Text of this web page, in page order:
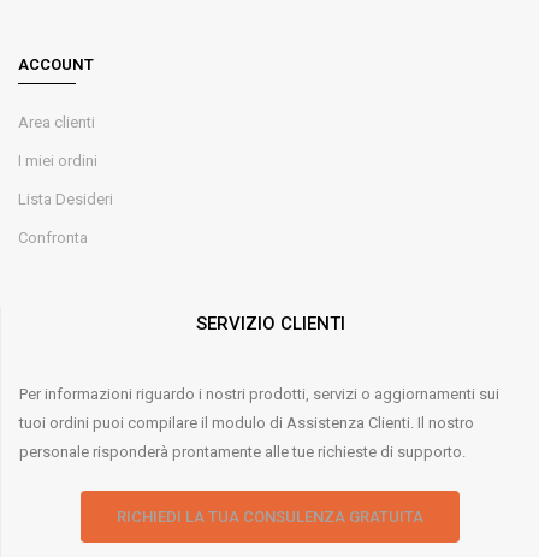
ACCOUNT
Area clienti
I miei ordini
Lista Desideri
Confronta
SERVIZIO CLIENTI
Per informazioni riguardo i nostri prodotti, servizi o aggiornamenti sui
tuoi ordini puoi compilare il modulo di Assistenza Clienti. Il nostro
personale risponderà prontamente alle tue richieste di supporto.
RICHIEDI LA TUA CONSULENZA GRATUITA